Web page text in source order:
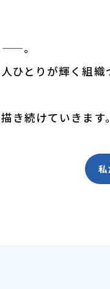
。
ひとりが輝く組織
き続けていきます。
私